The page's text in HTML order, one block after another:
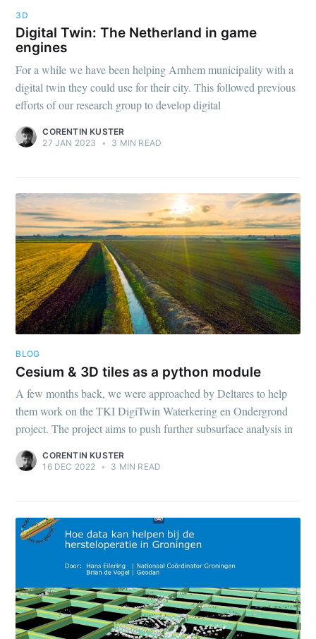
3D
Digital Twin: The Netherland in game
engines
For a while we have been helping Arnhem municipality with a
digital twin they could use for their city. This followed previous
efforts of our research group to develop digital
CORENTIN KUSTER
27 JAN 2023
• 3 MIN READ
BLOG
Cesium & 3D tiles as a python module
A few months back, we were approached by Deltares to help
them work on the TKI DigiTwin Waterkering en Ondergrond
project. The project aims to push further subsurface analysis in
CORENTIN KUSTER
16 DEC 2022 • 3 MIN READ